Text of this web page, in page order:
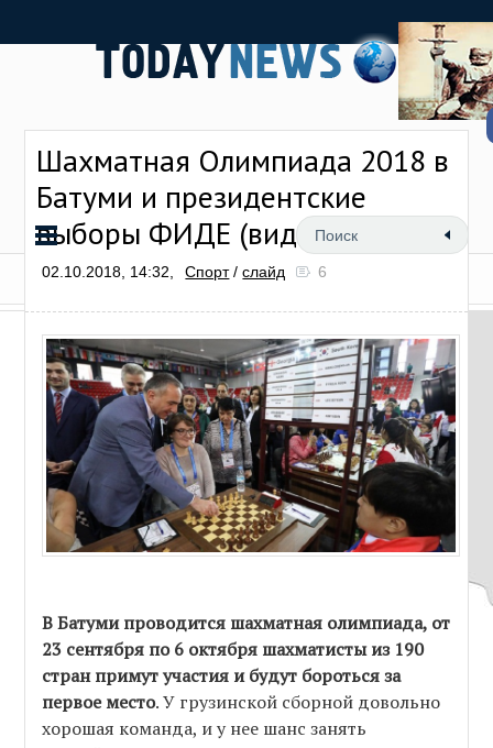
Шахматная Олимпиада 2018 в
Батуми и президентские
выборы ФИДЕ (видео)
02.10.2018, 14:32, Спорт/слайд 6
В Батуми проводится шахматная олимпиада, от
23 сентября по 6 октября шахматисты из 190
стран примут участия и будут бороться за
первое место. У грузинской сборной довольно
хорошая команда, и у нее шанс занять